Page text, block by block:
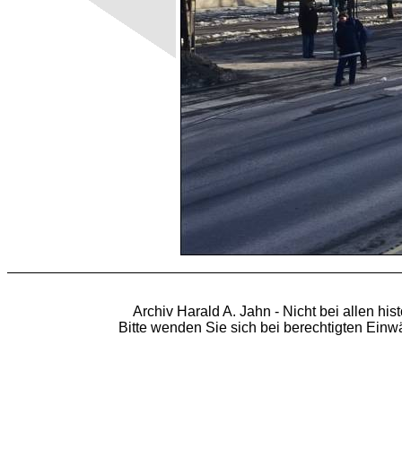
Archiv Harald A. Jahn - Nicht bei allen
Bitte wenden Sie sich bei berechtigten